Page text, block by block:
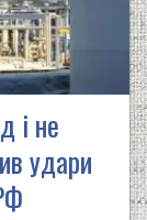
і не
удари